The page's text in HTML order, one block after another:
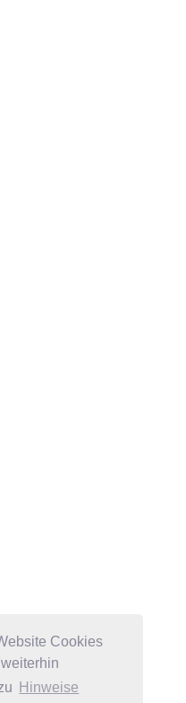
Cookies
Hinweise